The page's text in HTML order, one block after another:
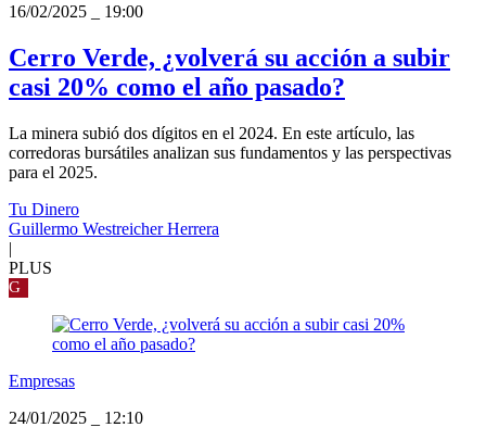
16/02/2025
19:00
Cerro Verde, ¿volverá su acción a subir
casi 20% como el año pasado?
La minera subió dos dígitos en el 2024. En este artículo, las
corredoras bursátiles analizan sus fundamentos y las perspectivas
para el 2025.
Tu Dinero
Guillermo Westreicher Herrera
|
PLUS
G
Empresas
24/01/2025
12:10